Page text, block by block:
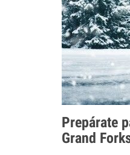
Prepárate
Grand